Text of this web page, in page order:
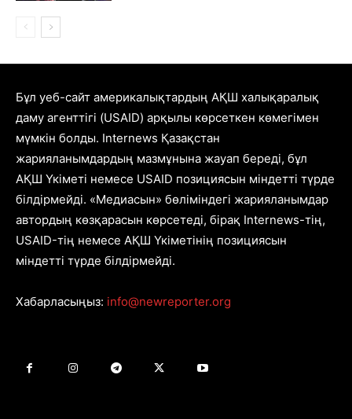
Бұл уеб-сайт америкалықтардың АҚШ халықаралық
даму агенттігі (USAID) арқылы көрсеткен көмегімен
мүмкін болды. Internews Қазақстан
жарияланымдардың мазмұнына жауап береді, бұл
АҚШ Үкіметі немесе USAID позициясын міндетті түрде
білдірмейді. «Медиасын» бөліміндегі жарияланымдар
автордың көзқарасын көрсетеді, бірақ Internews-тің,
USAID-тің немесе АҚШ Үкіметінің позициясын
міндетті түрде білдірмейді.
Хабарласыңыз: info@newreporter.org